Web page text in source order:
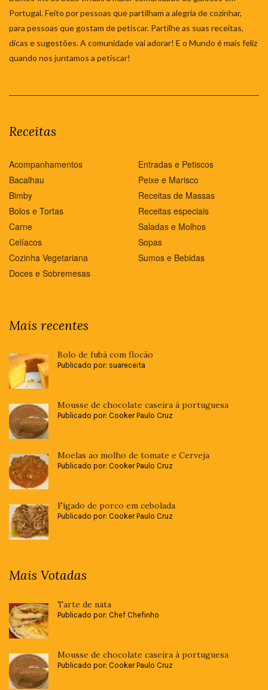
Portugal. Feito por pessoas que partilham a alegria de cozinhar,
para pessoas que gostam de petiscar. Partilhe as suas receitas,
dicas e sugestões. A comunidade vai adorar! E o Mundo é mais feliz
quando nos juntamos a petiscar!
Receitas
Acompanhamentos
Bacalhau
Bimby
Bolos e Tortas
Carne
Celíacos
Cozinha Vegetariana
Doces e Sobremesas
Entradas e Petiscos
Peixe e Marisco
Receitas de Massas
Receitas especiais
Saladas e Molhos
Sopas
Sumos e Bebidas
Mais recentes
Bolo de fubá com flocão
Publicado por: suareceita
Mousse de chocolate caseira à portuguesa
Publicado por: Cooker Paulo Cruz
Moelas ao molho de tomate e Cerveja
Publicado por: Cooker Paulo Cruz
Fígado de porco em cebolada
Publicado por: Cooker Paulo Cruz
Mais Votadas
Tarte de nata
Publicado por: Chef Chefinho
Mousse de chocolate caseira à portuguesa
Publicado por: Cooker Paulo Cruz